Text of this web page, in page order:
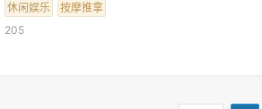
休闲娱乐
按摩推拿
205